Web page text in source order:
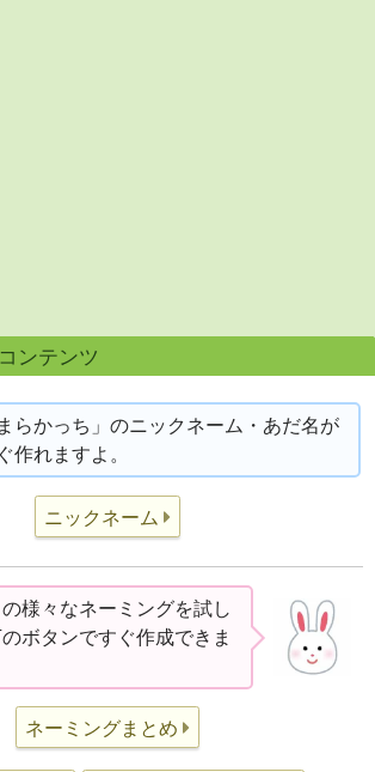
ンテンツ
まらかっち」のニックネーム・あだ名が
作れますよ。
ニックネーム
の様々なネーミングを試し
ボタンですぐ作成できま
ネーミングまとめ